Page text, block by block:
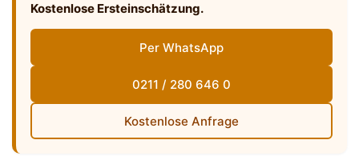
Kostenlose Ersteinschätzung.
Per WhatsApp
0211 / 280 646 0
Kostenlose Anfrage